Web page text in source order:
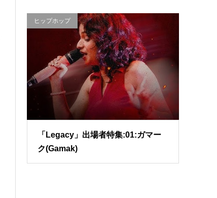
ヒップホップ
「Legacy」出場者特集:01:ガマー
ク(Gamak)